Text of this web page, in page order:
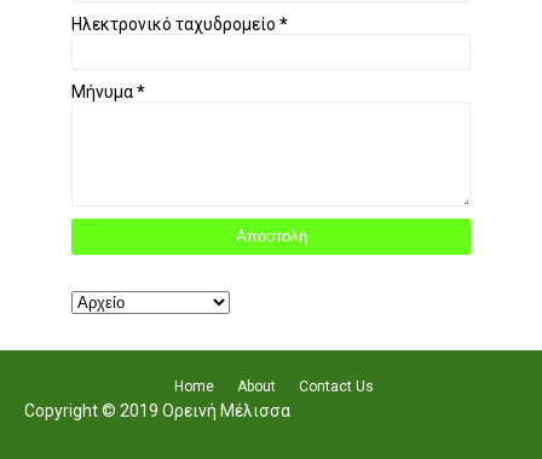
Ηλεκτρονικό ταχυδρομείο *
Μήνυμα*
Home About Contact Us
Copyright © 2019 Ορεινή Μέλισσα